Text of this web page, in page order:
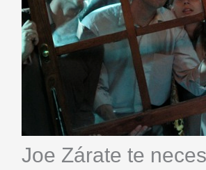
Joe Zárate te